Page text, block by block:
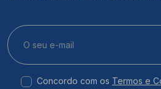
Concordo com os Termos e